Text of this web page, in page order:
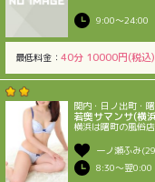
9:00〜24:00
最低料金： 40分 10000円(税込
関内・日ノ出町・
若奥サマンサ(横
横浜は曙町の風俗
一ノ瀬ふみ
8:30〜翌0:00